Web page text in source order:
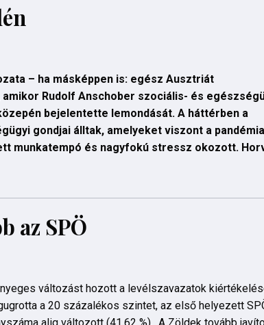
– ha másképpen is: egész Ausztriát
Rudolf Anschober szociális- és
bejelentette lemondását. A háttérben a
gondjai álltak, amelyeket viszont a pandémia
munkatempó és nagyfokú stressz okozott.
az SPÖ
változást hozott a levélszavazatok
a 20 százalékos szintet, az első helyezett